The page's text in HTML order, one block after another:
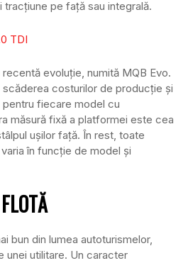
pe față sau integrală.
evoluție, numită MQB Evo.
costurilor de producție și
fiecare model cu
măsură fixă a platformei este cea
ușilor față. În rest, toate
în funcție de model și
bun din lumea autoturismelor,
unei utilitare. Un caracter